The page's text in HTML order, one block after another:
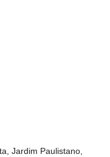
Jardim Paulistano,